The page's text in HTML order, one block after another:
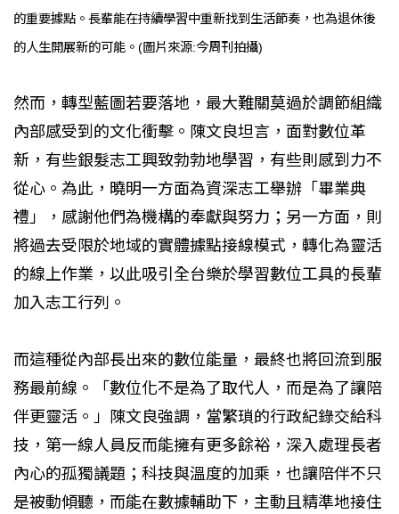
的重要據點。長輩能在持續學習中重新找到生活節奏，也為退休後
的人生開展新的可能。(圖片來源:今周刊拍攝)
然而，轉型藍圖若要落地，最大難關莫過於調節組織
內部感受到的文化衝擊。陳文良坦言，面對數位革
新，有些銀髮志工興致勃勃地學習，有些則感到力不
從心。為此，曉明一方面為資深志工舉辦「畢業典
禮」，感謝他們為機構的奉獻與努力；另一方面，則
將過去受限於地域的實體據點接線模式，轉化為靈活
的線上作業，以此吸引全台樂於學習數位工具的長輩
加入志工行列。
而這種從內部長出來的數位能量，最終也將回流到服
務最前線。「數位化不是為了取代人，而是為了讓陪
伴更靈活。」陳文良強調，當繁瑣的行政紀錄交給科
技，第一線人員反而能擁有更多餘裕，深入處理長者
內心的孤獨議題；科技與溫度的加乘，也讓陪伴不只
是被動傾聽，而能在數據輔助下，主動且精準地接住